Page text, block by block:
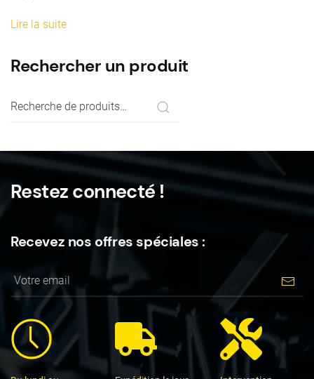
Lire la suite
Rechercher un produit
Recherche
Restez connecté !
Recevez nos offres spéciales :